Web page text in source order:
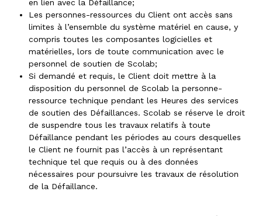
en lien avec la Défaillance;
Les personnes-ressources du Client ont accès sans
limites à l’ensemble du système matériel en cause, y
compris toutes les composantes logicielles et
matérielles, lors de toute communication avec le
personnel de soutien de Scolab;
Si demandé et requis, le Client doit mettre à la
disposition du personnel de Scolab la personne-
ressource technique pendant les Heures des services
de soutien des Défaillances. Scolab se réserve le droit
de suspendre tous les travaux relatifs à toute
Défaillance pendant les périodes au cours desquelles
le Client ne fournit pas l’accès à un représentant
technique tel que requis ou à des données
nécessaires pour poursuivre les travaux de résolution
de la Défaillance.